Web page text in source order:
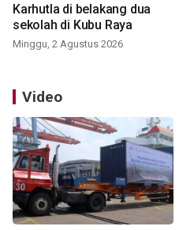
Karhutla di belakang dua
sekolah di Kubu Raya
Minggu, 2 Agustus 2026
Video